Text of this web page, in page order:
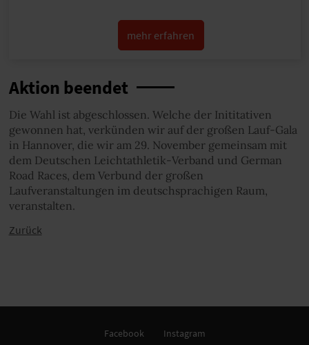
mehr erfahren
Aktion beendet
Die Wahl ist abgeschlossen. Welche der Inititativen
gewonnen hat, verkünden wir auf der großen Lauf-Gala
in Hannover, die wir am 29. November gemeinsam mit
dem Deutschen Leichtathletik-Verband und German
Road Races, dem Verbund der großen
Laufveranstaltungen im deutschsprachigen Raum,
veranstalten.
Zurück
Facebook Instagram